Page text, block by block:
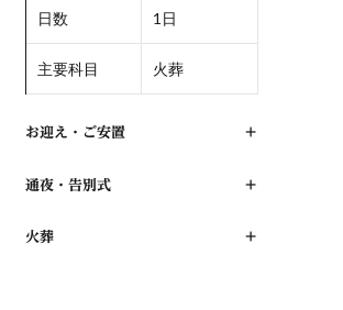
日数 1日
主要科目 火葬
お迎え・ご安置 +
通夜・告別式 +
火葬 +